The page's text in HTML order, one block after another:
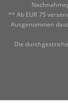
** Ab EUR 75
Ausgenommen
Die